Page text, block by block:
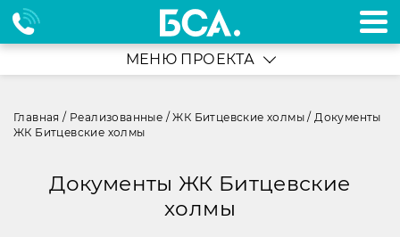
МЕНЮ ПРОЕКТА
Главная / Реализованные /ЖК Битцевские холмы /Документы
ЖК Битцевские холмы
Документы ЖК Битцевские
холмы